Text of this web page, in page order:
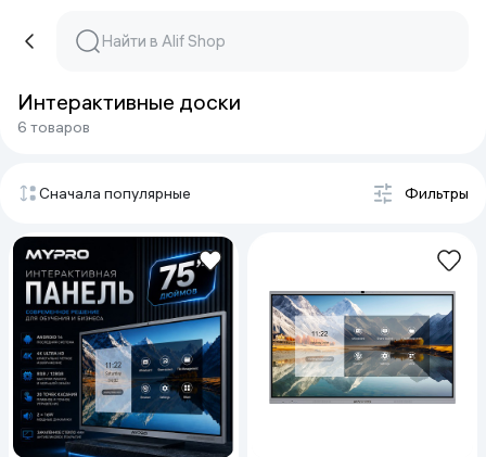
Интерактивные доски
6 товаров
Сначала популярные Фильтры